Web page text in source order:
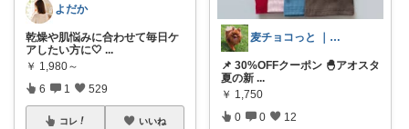
よだか
乾燥や肌悩みに合わせて毎日ケ
アしたい方に🤍 ...
￥ 1,980～
6 1 529
コレ いいね
麦チョコっと ｜ キッズ＆ベビー 夏
📌 30%OFFクーポン 🐣アオスタ
夏の新 ...
￥ 1,750
0 0 12